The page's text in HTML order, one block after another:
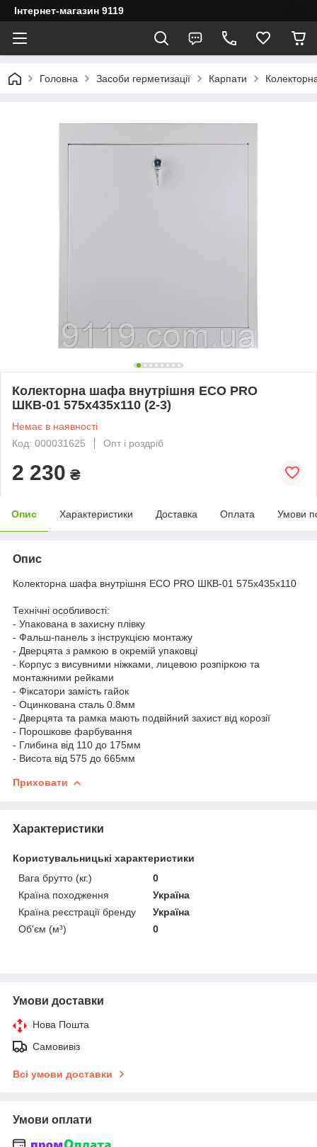
Інтернет-магазин 9119
Головна Засоби герметизації Карпати
Колекторна шафа внутрішня ЕСО PRO
ШКВ-01 575x435x110 (2-3)
Немає в наявності
Код: 000031625
Опт і роздріб
2 230 ₴
Опис Характеристики Доставка Оплата Умови
Опис
Колекторна шафа внутрішня ЕСО PRO ШКВ-01 575x435x110
Технічні особливості:
- Упакована в захисну плівку
- Фальш-панель з інструкцією монтажу
- Дверцята з рамкою в окремій упаковці
- Корпус з висувними ніжками, лицевою розпіркою та
монтажними рейками
- Фіксатори замість гайок
- Оцинкована сталь 0.8мм
- Дверцята та рамка мають подвійний захист від корозії
- Порошкове фарбування
- Глибина від 110 до 175мм
- Висота від 575 до 665мм
Приховати
Характеристики
Користувальницькі характеристики
Вага брутто (кг.)
0
Країна походження
Україна
Країна реєстрації бренду
Україна
Об'єм (м³)
0
Умови доставки
Нова Пошта
Самовивіз
Всі умови доставки
Умови оплати